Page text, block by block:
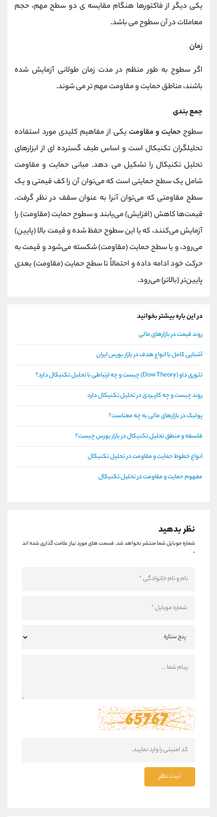
یکی دیگر از فاکتورها هنگام مقایسه ی دو سطح مهم، حجم
معاملات در آن سطوح می باشد.
زمان
اگر سطوح به طور منظم در مدت زمان طولانی آزمایش شده
باشند، مناطق حمایت و مقاومت مهم تر می شوند.
جمع بندی
سطوح حمایت و مقاومت یکی از مفاهیم کلیدی مورد استفاده
تحلیلگران تکنیکال است و اساس طیف گسترده ای از ابزارهای
تحلیل تکنیکال را تشکیل می دهد. مبانی حمایت و مقاومت
شامل یک سطح حمایتی است که می‌توان آن را کف قیمتی و یک
سطح مقاومتی که می‌توان آنرا به عنوان سقف در نظر گرفت.
قیمت‌ها کاهش (افزایش) می‌یابند و سطوح حمایت (مقاومت) را
آزمایش می‌کنند، که یا این سطوح حفظ شده و قیمت بالا (پایین)
می‌رود، و یا سطح حمایت (مقاومت) شکسته می‌شود و قیمت به
حرکت خود ادامه داده و احتمالاً تا سطح حمایت (مقاومت) بعدی
پایین‌تر (بالاتر) می‌رود.
در این باره بیشتر بخوانید
روند قیمت در بازارهای مالی
آشنایی کامل با انواع هدف در بازار بورس ایران
تئوری داو (Dow Theory) چیست و چه ارتباطی با تحلیل تکنیکال دارد؟
روند چیست و چه کاربردی در تحلیل تکنیکال دارد
پولبک در بازارهای مالی به چه معناست؟
فلسفه و منطق تحلیل تکنیکال در بازار بورس چیست؟
انواع خطوط حمایت و مقاومت در تحلیل تکنیکال
مفهوم حمایت و مقاومت در تحلیل تکنیکال
نظر بدهید
شماره موبایل شما منتشر نخواهد شد.قسمت های مورد نیاز علامت گذاری شده اند
*
ثبت نظر